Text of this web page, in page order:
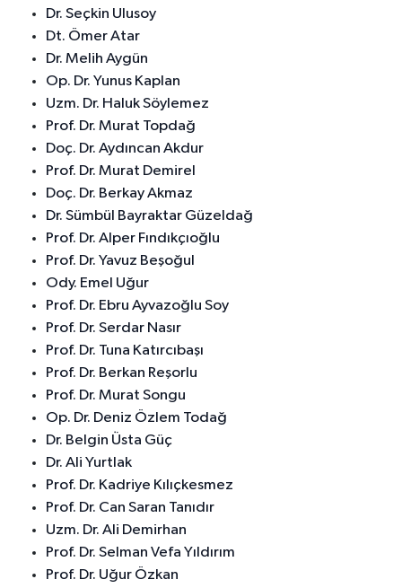
Dr. Seçkin Ulusoy
Dt. Ömer Atar
Dr. Melih Aygün
Op. Dr. Yunus Kaplan
Uzm. Dr. Haluk Söylemez
Prof. Dr. Murat Topdağ
Doç. Dr. Aydıncan Akdur
Prof. Dr. Murat Demirel
Doç. Dr. Berkay Akmaz
Dr. Sümbül Bayraktar Güzeldağ
Prof. Dr. Alper Fındıkçıoğlu
Prof. Dr. Yavuz Beşoğul
Ody. Emel Uğur
Prof. Dr. Ebru Ayvazoğlu Soy
Prof. Dr. Serdar Nasır
Prof. Dr. Tuna Katırcıbaşı
Prof. Dr. Berkan Reşorlu
Prof. Dr. Murat Songu
Op. Dr. Deniz Özlem Todağ
Dr. Belgin Üsta Güç
Dr. Ali Yurtlak
Prof. Dr. Kadriye Kılıçkesmez
Prof. Dr. Can Saran Tanıdır
Uzm. Dr. Ali Demirhan
Prof. Dr. Selman Vefa Yıldırım
Prof. Dr. Uğur Özkan